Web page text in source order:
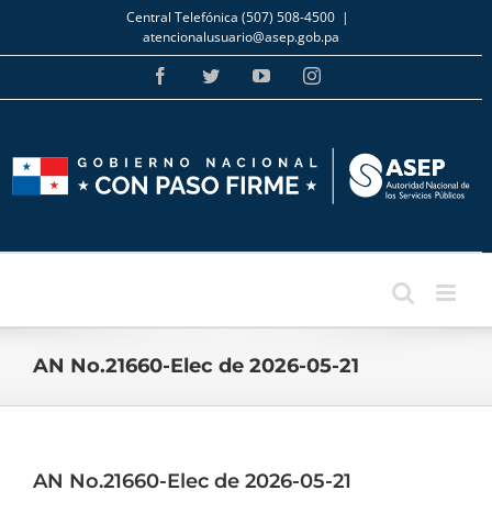
Skip
to
content
Central Telefónica (507) 508-4500 |
atencionalusuario@asep.gob.pa
FacebookTwitterYouTubeInstagram
AN No.21660-Elec de 2026-05-21
AN No.21660-Elec de 2026-05-21